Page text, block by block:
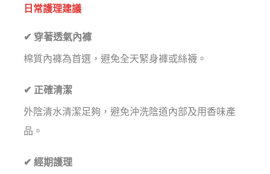
日常護理建議
✔ 穿著透氣內褲
棉質內褲為首選，避免全天緊身褲或絲襪。
✔ 正確清潔
外陰清水清潔足夠，避免沖洗陰道內部及用香味產
品。
✔ 經期護理